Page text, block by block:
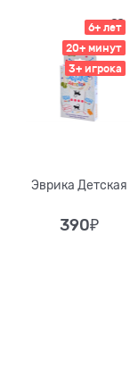
6+ лет
20+ минут
3+ игрока
Эврика Детская
390₽